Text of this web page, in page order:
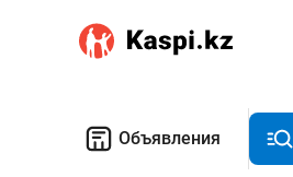
Объявления